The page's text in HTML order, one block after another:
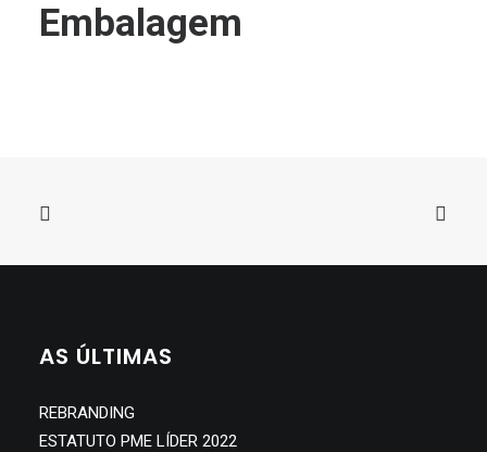
Embalagem
AS ÚLTIMAS
REBRANDING
ESTATUTO PME LÍDER 2022